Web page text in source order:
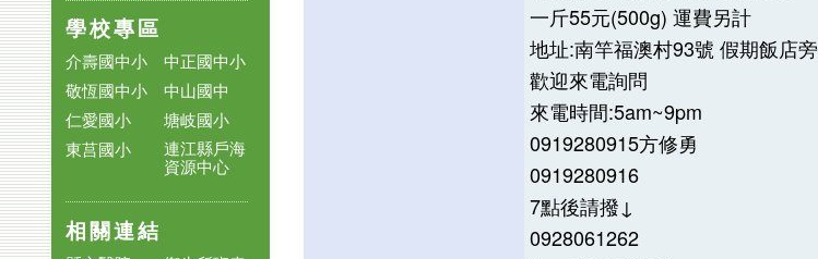
學校專區
介壽國中小
中正國中小
敬恆國中小
中山國中
仁愛國小
塘岐國小
東莒國小
連江縣戶海
資源中心
相關連結
一斤55元(500g) 運費另計
地址:南竿福澳村93號 假期飯店旁
歡迎來電詢問
來電時間:5am~9pm
0919280915方修勇
0919280916
7點後請撥↓
0928061262